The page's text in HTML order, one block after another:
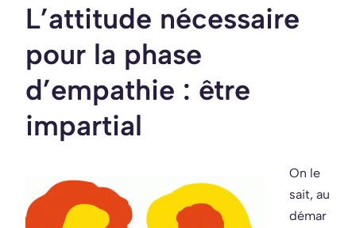
L’attitude nécessaire
pour la phase
d’empathie : être
impartial
On le
sait, au
démar